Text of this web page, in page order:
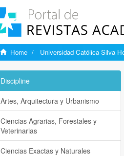
Home Universidad Católica Silva
Discipline
Artes, Arquitectura y Urbanismo
Ciencias Agrarias, Forestales y
Veterinarias
Ciencias Exactas y Naturales